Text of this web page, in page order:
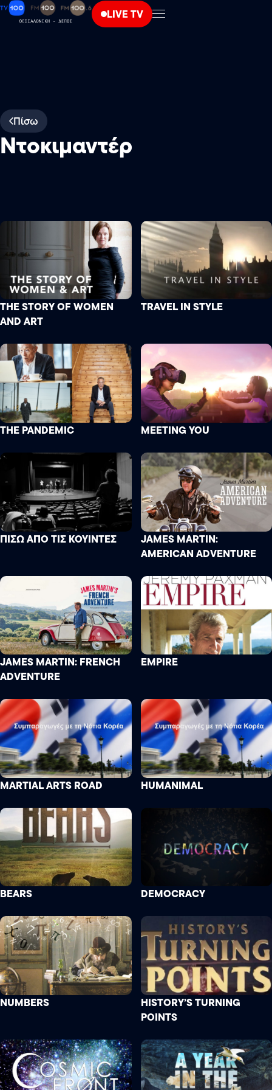
LIVE TV
Πίσω
Ντοκιμαντέρ
THE STORY OF WOMEN
AND ART
TRAVEL IN STYLE
THE PANDEMIC MEETING YOU
ΠΙΣΩ ΑΠΟ ΤΙΣ ΚΟΥΙΝΤΕΣ
JAMES MARTIN:
AMERICAN ADVENTURE
JAMES MARTIN: FRENCH
ADVENTURE
EMPIRE
MARTIAL ARTS ROAD HUMANIMAL
BEARS DEMOCRACY
NUMBERS
HISTORY’S TURNING
POINTS